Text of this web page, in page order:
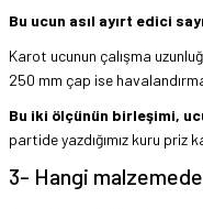
Bu ucun asıl ayırt edici
Karot ucunun çalışma
250 mm çap ise
Bu iki ölçünün birleşimi,
partide yazdığımız kuru priz
3- Hangi malzemede